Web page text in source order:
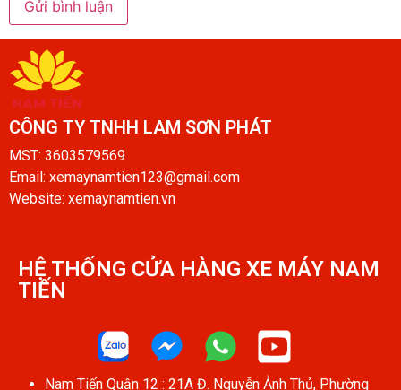
CÔNG TY TNHH LAM SƠN PHÁT​
MST: 3603579569
Email: xemaynamtien123@gmail.com
Website: xemaynamtien.vn
HỆ THỐNG CỬA HÀNG XE MÁY NAM
TIẾN​
Nam Tiến Quận 12 : 21A Đ. Nguyễn Ảnh Thủ, Phường